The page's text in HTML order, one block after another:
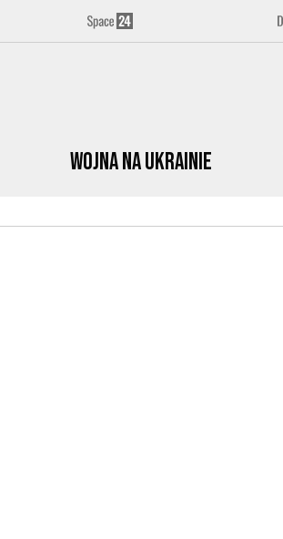
Wojna na Ukrainie